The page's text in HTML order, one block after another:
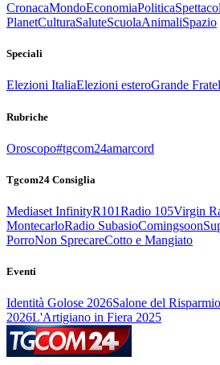
CronacaMondoEconomiaPolitica
PlanetCulturaSaluteScuolaAnimaliSpazio
Speciali
Elezioni ItaliaElezioni esteroGrande
Rubriche
Oroscopo#tgcom24amarcord
Tgcom24 Consiglia
Mediaset InfinityR101Radio 105Virgin
MontecarloRadio SubasioComingsoon
PorroNon SprecareCotto e Mangiato
Eventi
Identità Golose 2026Salone del
2026L'Artigiano in Fiera 2025